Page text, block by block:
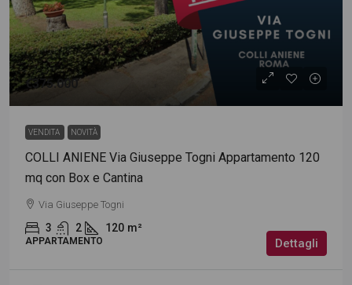
€375.000
VENDITA NOVITÀ
COLLI ANIENE Via Giuseppe Togni Appartamento 120
mq con Box e Cantina
Via Giuseppe Togni
3 2 120 m²
APPARTAMENTO Dettagli